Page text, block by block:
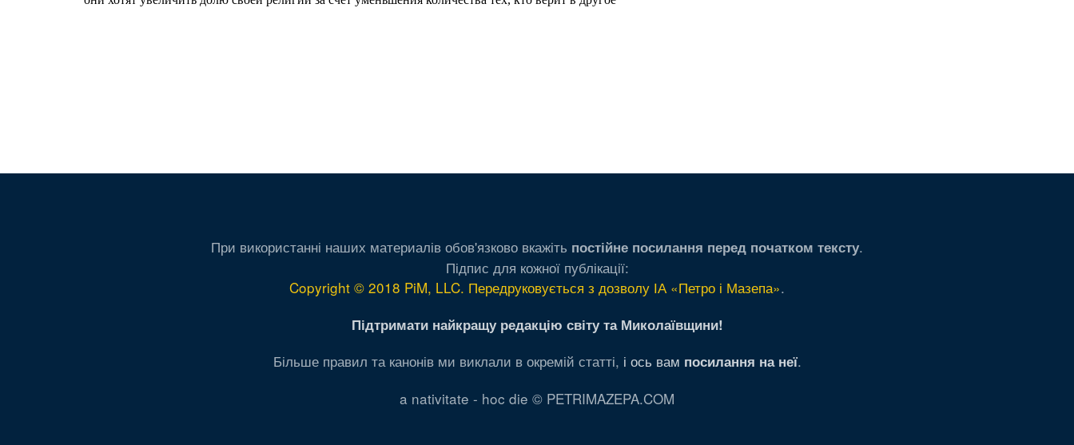
При використанні наших материалів обов'язково вкажіть постійне посилання перед початком тексту.
Підпис для кожної публікації:
Copyright © 2018 PiM, LLC. Передруковується з дозволу ІА «Петро і Мазепа».
Підтримати найкращу редакцію світу та Миколаївщини!
Більше правил та канонів ми виклали в окремій статті, і ось вам посилання на неї.
a nativitate - hoc die © PETRIMAZEPA.COM